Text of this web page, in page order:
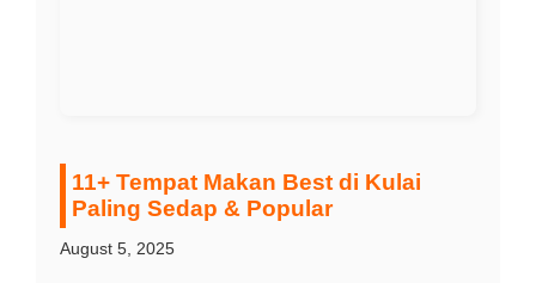
11+ Tempat Makan Best di Kulai
Paling Sedap & Popular
August 5, 2025